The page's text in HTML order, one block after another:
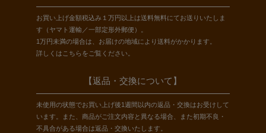
お買い上げ金額税込み１万円以上は送料無料にてお送りいたしま
す（ヤマト運輸／一部定形外郵便）。
1万円未満の場合は、お届けの地域により送料がかかります。
詳しくはこちらをご覧ください。
【返品・交換について】
未使用の状態でお買い上げ後1週間以内の返品・交換はお受けして
います。また、商品がご注文内容と異なる場合、また初期不良・
不具合がある場合は返品・交換いたします。